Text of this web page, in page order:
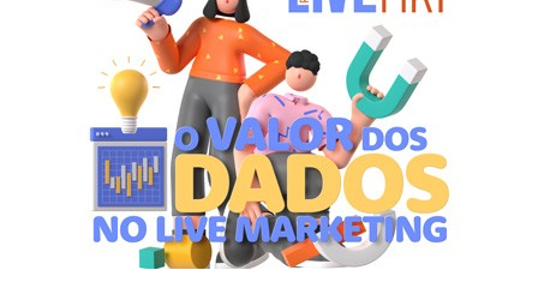
o fortalecimento da presença orgânica da marca nos
buscadores e a estruturação de inteligência de negócios
baseada em dados. A proposta é criar um ecossistema
digital robusto que amplifique os diferenciais da Oakberry
e gere impacto direto em seu crescimento global.
Segundo Troitinho, a chegada do novo cliente reforça o
posicionamento da Score Media como parceira de
negócios estratégicos para marcas líderes em seus
setores. “Nosso objetivo é potencializar a presença digital